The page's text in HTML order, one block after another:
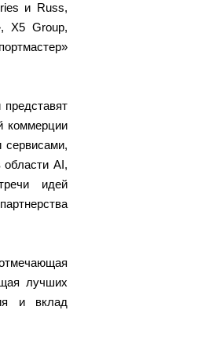
и Russ,
X5 Group,
коммерции
сервисами,
области AI,
идей
лучших
и вклад